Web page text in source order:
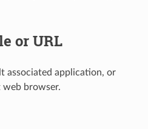
or URL
associated application, or
web browser.